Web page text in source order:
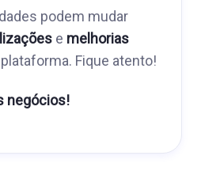
podem mudar
e melhorias
Fique atento!
negócios!